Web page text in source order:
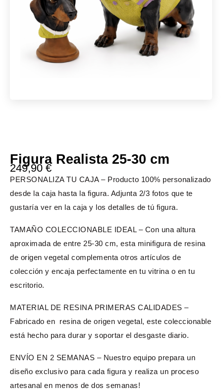
Figura Realista 25-30 cm
249,90 €
PERSONALIZA TU CAJA – Producto 100% personalizado
desde la caja hasta la figura. Adjunta 2/3 fotos que te
gustaría ver en la caja y los detalles de tú figura.
TAMAÑO COLECCIONABLE IDEAL – Con una altura
aproximada de entre 25-30 cm, esta minifigura de resina
de origen vegetal complementa otros artículos de
colección y encaja perfectamente en tu vitrina o en tu
escritorio.
MATERIAL DE RESINA PRIMERAS CALIDADES –
Fabricado en resina de origen vegetal, este coleccionable
está hecho para durar y soportar el desgaste diario.
ENVÍO EN 2 SEMANAS – Nuestro equipo prepara un
diseño exclusivo para cada figura y realiza un proceso
artesanal en menos de dos semanas!